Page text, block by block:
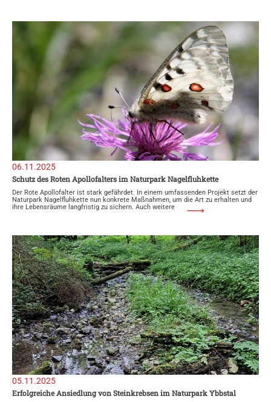
06.11.2025
Schutz des Roten Apollofalters im Naturpark Nagelfluhkette
Der Rote Apollofalter ist stark gefährdet. In einem umfassenden Projekt setzt der
Naturpark Nagelfluhkette nun konkrete Maßnahmen, um die Art zu erhalten und
ihre Lebensräume langfristig zu sichern. Auch weitere
05.11.2025
Erfolgreiche Ansiedlung von Steinkrebsen im Naturpark Ybbstal